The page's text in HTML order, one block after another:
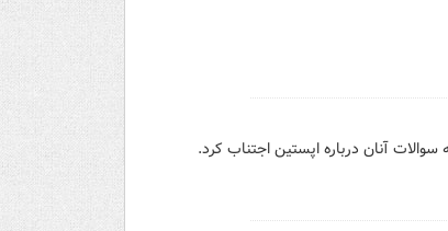
آنان درباره اپستین اجتناب کرد.